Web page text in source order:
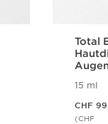
Total
15 ml
CHF
(CHF